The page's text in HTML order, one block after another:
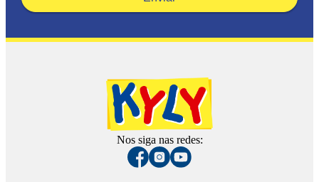
Nos siga nas redes: